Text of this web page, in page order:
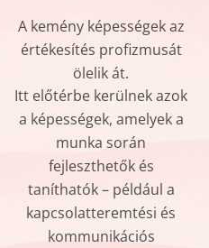
A kemény képességek az
értékesítés profizmusát
ölelik át.
Itt előtérbe kerülnek azok
a képességek, amelyek a
munka során
fejleszthetők és
taníthatók – például a
kapcsolatteremtési és
kommunikációs